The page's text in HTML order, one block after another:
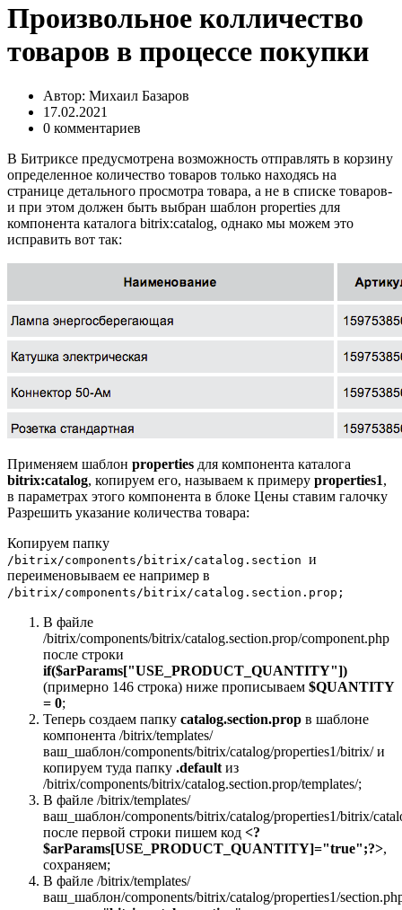
Произвольное колличество
товаров в процессе покупки
Автор: Михаил Базаров
17.02.2021
0 комментариев
В Битриксе предусмотрена возможность отправлять в корзину
определенное количество товаров только находясь на
странице детального просмотра товара, а не в списке товаров-
и при этом должен быть выбран шаблон properties для
компонента каталога bitrix:catalog, однако мы можем это
исправить вот так:
Применяем шаблон properties для компонента каталога
bitrix:catalog, копируем его, называем к примеру properties1,
в параметрах этого компонента в блоке Цены ставим галочку
Разрешить указание количества товара:
Копируем папку
/bitrix/components/bitrix/catalog.section и
переименовываем ее например в
/bitrix/components/bitrix/catalog.section.prop;
В файле
/bitrix/components/bitrix/catalog.section.prop/component.php
после строки
if($arParams["USE_PRODUCT_QUANTITY"])
(примерно 146 строка) ниже прописываем $QUANTITY
= 0;
Теперь создаем папку catalog.section.prop в шаблоне
компонента /bitrix/templates/
ваш_шаблон/components/bitrix/catalog/properties1/bitrix/и
копируем туда папку .default из
/bitrix/components/bitrix/catalog.section.prop/templates/;
В файле /bitrix/templates/
ваш_шаблон/components/bitrix/catalog/properties1/bitrix/
после первой строки пишем код <?
$arParams[USE_PRODUCT_QUANTITY]="true";?>,
сохраняем;
В файле /bitrix/templates/
ваш_шаблон/components/bitrix/catalog/properties1/